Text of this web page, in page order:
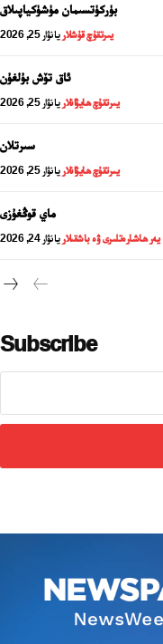
بۈركۈتسىمان مۈشۈكياپىلاق
يىرتقۇچ قۇشلار يانۋار 25, 2026
ئاق تۆش بۇلغۇن
يىرتقۇچ ھايۋانلار يانۋار 25, 2026
سىرتلان
يىرتقۇچ ھايۋانلار يانۋار 25, 2026
ماي قوڭغۇزى
يەر ھاشارەتلىرى ۋە باشقىلار يانۋار 24, 2026
Subscribe